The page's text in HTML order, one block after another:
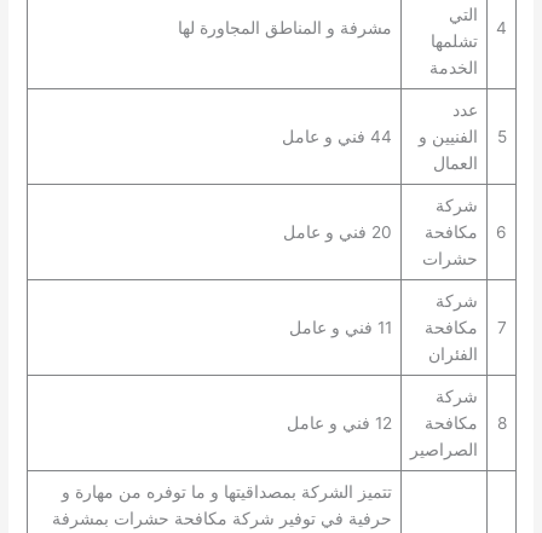
4
التي
تشلمها
الخدمة
مشرفة و المناطق المجاورة لها
5
عدد
الفنيين و
العمال
44 فني و عامل
6
شركة
مكافحة
حشرات
20 فني و عامل
7
شركة
مكافحة
الفئران
11 فني و عامل
8
شركة
مكافحة
الصراصير
12 فني و عامل
تتميز الشركة بمصداقيتها و ما توفره من مهارة و
حرفية في توفير شركة مكافحة حشرات بمشرفة